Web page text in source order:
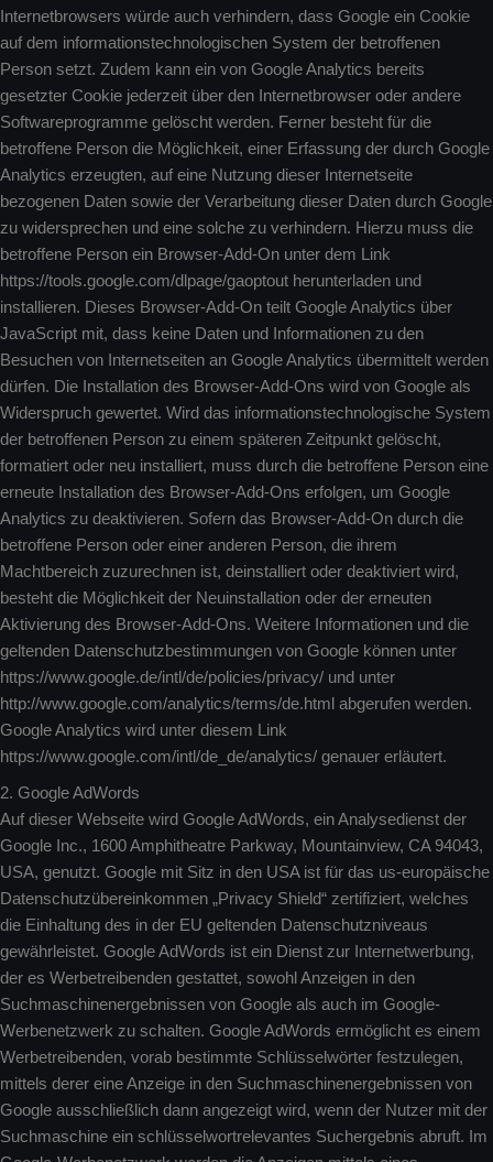
Internetbrowsers würde auch verhindern, dass Google ein Cookie
auf dem informationstechnologischen System der betroffenen
Person setzt. Zudem kann ein von Google Analytics bereits
gesetzter Cookie jederzeit über den Internetbrowser oder andere
Softwareprogramme gelöscht werden. Ferner besteht für die
betroffene Person die Möglichkeit, einer Erfassung der durch Google
Analytics erzeugten, auf eine Nutzung dieser Internetseite
bezogenen Daten sowie der Verarbeitung dieser Daten durch Google
zu widersprechen und eine solche zu verhindern. Hierzu muss die
betroffene Person ein Browser-Add-On unter dem Link
https://tools.google.com/dlpage/gaoptout herunterladen und
installieren. Dieses Browser-Add-On teilt Google Analytics über
JavaScript mit, dass keine Daten und Informationen zu den
Besuchen von Internetseiten an Google Analytics übermittelt werden
dürfen. Die Installation des Browser-Add-Ons wird von Google als
Widerspruch gewertet. Wird das informationstechnologische System
der betroffenen Person zu einem späteren Zeitpunkt gelöscht,
formatiert oder neu installiert, muss durch die betroffene Person eine
erneute Installation des Browser-Add-Ons erfolgen, um Google
Analytics zu deaktivieren. Sofern das Browser-Add-On durch die
betroffene Person oder einer anderen Person, die ihrem
Machtbereich zuzurechnen ist, deinstalliert oder deaktiviert wird,
besteht die Möglichkeit der Neuinstallation oder der erneuten
Aktivierung des Browser-Add-Ons. Weitere Informationen und die
geltenden Datenschutzbestimmungen von Google können unter
https://www.google.de/intl/de/policies/privacy/ und unter
http://www.google.com/analytics/terms/de.html abgerufen werden.
Google Analytics wird unter diesem Link
https://www.google.com/intl/de_de/analytics/ genauer erläutert.
2. Google AdWords
Auf dieser Webseite wird Google AdWords, ein Analysedienst der
Google Inc., 1600 Amphitheatre Parkway, Mountainview, CA 94043,
USA, genutzt. Google mit Sitz in den USA ist für das us-europäische
Datenschutzübereinkommen „Privacy Shield“ zertifiziert, welches
die Einhaltung des in der EU geltenden Datenschutzniveaus
gewährleistet. Google AdWords ist ein Dienst zur Internetwerbung,
der es Werbetreibenden gestattet, sowohl Anzeigen in den
Suchmaschinenergebnissen von Google als auch im Google-
Werbenetzwerk zu schalten. Google AdWords ermöglicht es einem
Werbetreibenden, vorab bestimmte Schlüsselwörter festzulegen,
mittels derer eine Anzeige in den Suchmaschinenergebnissen von
Google ausschließlich dann angezeigt wird, wenn der Nutzer mit der
Suchmaschine ein schlüsselwortrelevantes Suchergebnis abruft. Im